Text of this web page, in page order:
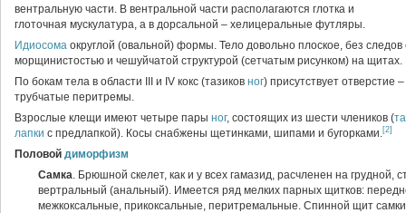
вентральную части. В вентральной части располагаются глотка и
глоточная мускулатура, а в дорсальной – хелицеральные футляры.
Идиосома округлой (овальной) формы. Тело довольно плоское, без
морщинистостью и чешуйчатой структурой (сетчатым рисунком) на щитах.
По бокам тела в области III и IV кокс (тазиков ног) присутствует отверстие
трубчатые перитремы.
Взрослые клещи имеют четыре пары ног, состоящих из шести члеников (
лапки с предлапкой). Косы снабжены щетинками, шипами и бугорками.[2]
Половой диморфизм
Самка. Брюшной скелет, как и у всех гамазид, расчленен на
вертральный (анальный). Имеется ряд мелких парных щитков:
межкоксальные, прикоксальные, перитремальные. Спинной щит